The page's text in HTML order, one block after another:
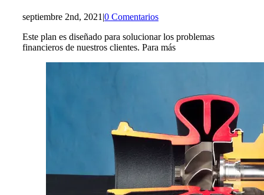
septiembre 2nd, 2021 |0 Comentarios
Este plan es diseñado para solucionar los problemas
financieros de nuestros clientes. Para más